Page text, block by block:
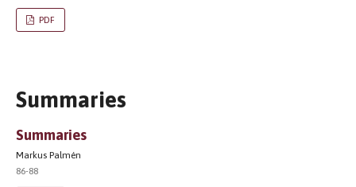
PDF
Summaries
Summaries
Markus Palmén
86-88